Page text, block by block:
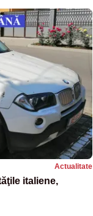
Actualitate
italiene,